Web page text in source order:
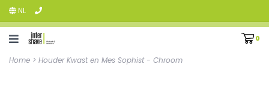
NL
0
Home > Houder Kwast en Mes Sophist - Chroom